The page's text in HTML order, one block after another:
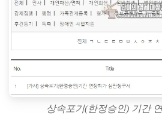
상속포기(한정승인) 기간